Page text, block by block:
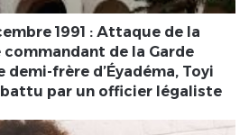
1991 : Attaque de la
de la Garde
frère d’Éyadéma, Toyi
par un officier légaliste